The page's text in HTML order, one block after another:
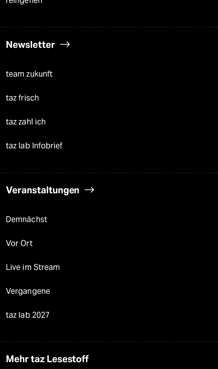
Newsletter
team zukunft
taz frisch
taz zahl ich
taz lab Infobrief
Veranstaltungen
Demnächst
Vor Ort
Live im Stream
Vergangene
taz lab 2027
Mehr taz Lesestoff